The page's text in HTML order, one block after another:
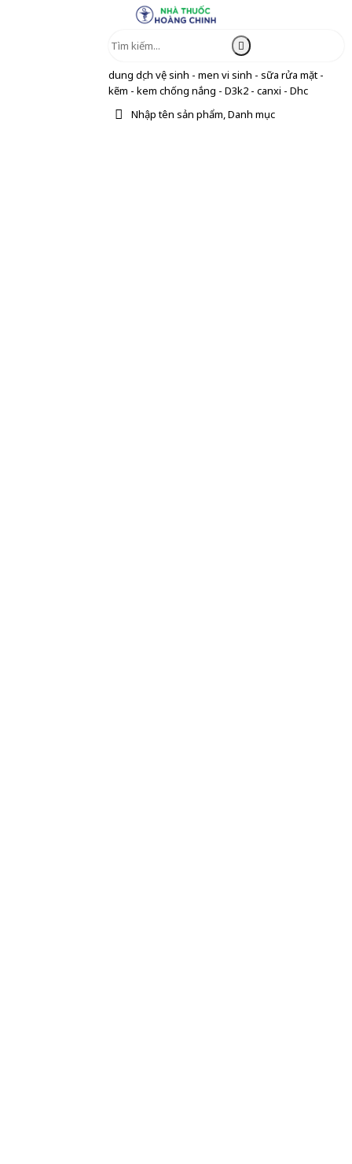
dung dịch vệ sinh - men vi sinh - sữa rửa mặt -
kẽm - kem chống nắng - D3k2 - canxi - Dhc
Nhập tên sản phẩm, Danh mục